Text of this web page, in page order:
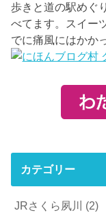
歩きと道の駅めぐ
べてます。スイー
でに痛風にはかか
カテゴリー
JRさくら夙川 (2)